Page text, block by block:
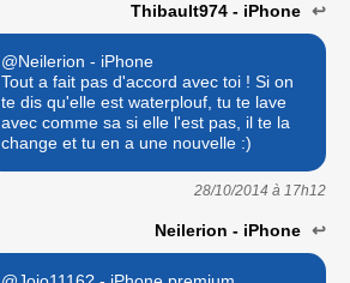
Thibault974 - iPhone ↩
@Neilerion - iPhone
Tout a fait pas d'accord avec toi ! Si on
te dis qu'elle est waterplouf, tu te lave
avec comme sa si elle l'est pas, il te la
change et tu en a une nouvelle :)
28/10/2014 à 17h12
Neilerion - iPhone ↩